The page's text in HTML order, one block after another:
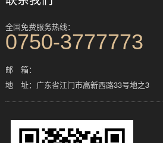
全国免费服务热线：
0750-3777773
邮 箱：
地 址：广东省江门市高新西路33号地之3